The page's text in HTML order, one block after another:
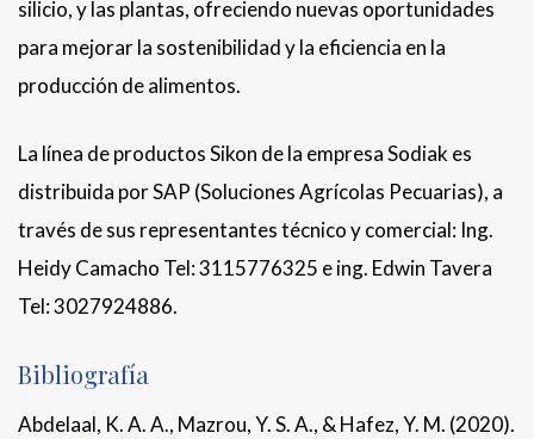
silicio, y las plantas, ofreciendo nuevas oportunidades
para mejorar la sostenibilidad y la eficiencia en la
producción de alimentos.
La línea de productos Sikon de la empresa Sodiak es
distribuida por SAP (Soluciones Agrícolas Pecuarias), a
través de sus representantes técnico y comercial: Ing.
Heidy Camacho Tel: 3115776325 e ing. Edwin Tavera
Tel: 3027924886.
Bibliografía
Abdelaal, K. A. A., Mazrou, Y. S. A., & Hafez, Y. M. (2020).